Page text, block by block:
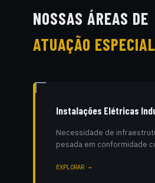
NOSSAS ÁREAS DE
ATUAÇÃO
Instalações Elétricas
Necessidade de
pesada em conformidade
EXPLORAR →